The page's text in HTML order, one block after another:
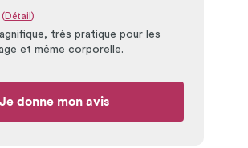
produit : 4 sur 5
(Détail )
très pratique pour les
et même corporelle.
Je donne mon avis